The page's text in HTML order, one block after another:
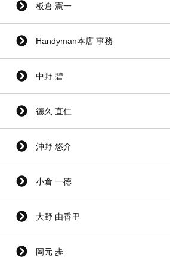
板倉 憲一
Handyman本店 事務
中野 碧
徳久 直仁
沖野 悠介
小倉 一徳
大野 由香里
岡元 歩